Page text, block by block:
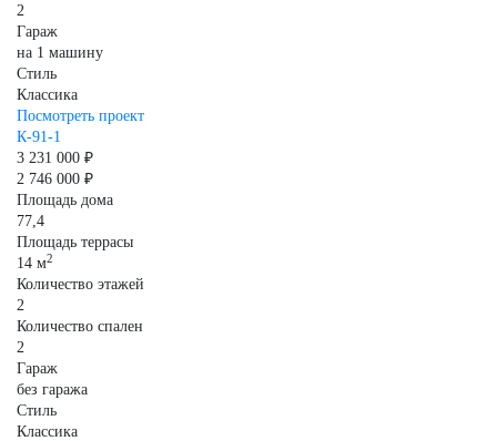
2
Гараж
на 1 машину
Стиль
Классика
Посмотреть проект
К-91-1
3 231 000 ₽
2 746 000 ₽
Площадь дома
77,4
Площадь террасы
14 м2
Количество этажей
2
Количество спален
2
Гараж
без гаража
Стиль
Классика